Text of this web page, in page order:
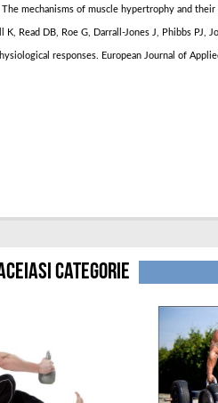
mechanisms of muscle hypertrophy and
K, Read DB, Roe G, Darrall-Jones J, Phibbs
responses. European Journal of
categorie